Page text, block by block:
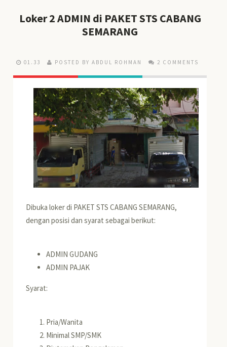
Loker 2 ADMIN di PAKET STS CABANG
SEMARANG
01.33 POSTED BY ABDUL ROHMAN 2 COMMENTS
Dibuka loker di PAKET STS CABANG SEMARANG,
dengan posisi dan syarat sebagai berikut:
ADMIN GUDANG
ADMIN PAJAK
Syarat:
Pria/Wanita
Minimal SMP/SMK